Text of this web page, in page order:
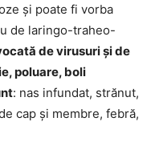
și poate fi vorba
de laringo-traheo-
de virusuri și de
poluare, boli
: nas infundat, strănut,
cap și membre, febră,